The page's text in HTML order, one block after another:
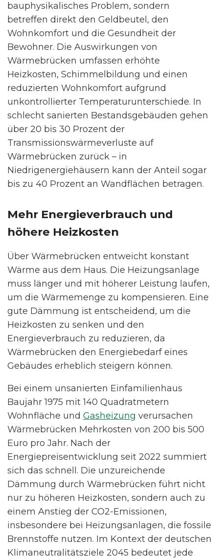
bauphysikalisches Problem, sondern
betreffen direkt den Geldbeutel, den
Wohnkomfort und die Gesundheit der
Bewohner. Die Auswirkungen von
Wärmebrücken umfassen erhöhte
Heizkosten, Schimmelbildung und einen
reduzierten Wohnkomfort aufgrund
unkontrollierter Temperaturunterschiede. In
schlecht sanierten Bestandsgebäuden gehen
über 20 bis 30 Prozent der
Transmissionswärmeverluste auf
Wärmebrücken zurück – in
Niedrigenergiehäusern kann der Anteil sogar
bis zu 40 Prozent an Wandflächen betragen.
Mehr Energieverbrauch und
höhere Heizkosten
Über Wärmebrücken entweicht konstant
Wärme aus dem Haus. Die Heizungsanlage
muss länger und mit höherer Leistung laufen,
um die Wärmemenge zu kompensieren. Eine
gute Dämmung ist entscheidend, um die
Heizkosten zu senken und den
Energieverbrauch zu reduzieren, da
Wärmebrücken den Energiebedarf eines
Gebäudes erheblich steigern können.
Bei einem unsanierten Einfamilienhaus
Baujahr 1975 mit 140 Quadratmetern
Wohnfläche und Gasheizung verursachen
Wärmebrücken Mehrkosten von 200 bis 500
Euro pro Jahr. Nach der
Energiepreisentwicklung seit 2022 summiert
sich das schnell. Die unzureichende
Dämmung durch Wärmebrücken führt nicht
nur zu höheren Heizkosten, sondern auch zu
einem Anstieg der CO2-Emissionen,
insbesondere bei Heizungsanlagen, die fossile
Brennstoffe nutzen. Im Kontext der deutschen
Klimaneutralitätsziele 2045 bedeutet jede